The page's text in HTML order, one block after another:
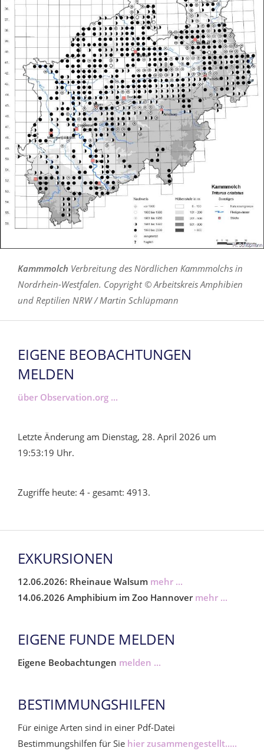
Kammmolch Verbreitung des Nördlichen Kammmolchs in
Nordrhein-Westfalen. Copyright © Arbeitskreis Amphibien
und Reptilien NRW / Martin Schlüpmann
EIGENE BEOBACHTUNGEN
MELDEN
über Observation.org ...
Letzte Änderung am Dienstag, 28. April 2026 um
19:53:19 Uhr.
Zugriffe heute: 4 - gesamt: 4913.
EXKURSIONEN
12.06.2026: Rheinaue Walsum mehr ...
14.06.2026 Amphibium im Zoo Hannover mehr ...
EIGENE FUNDE MELDEN
Eigene Beobachtungen melden ...
BESTIMMUNGSHILFEN
Für einige Arten sind in einer Pdf-Datei
Bestimmungshilfen für Sie hier zusammengestellt.....